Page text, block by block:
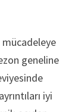
geneline
iyi